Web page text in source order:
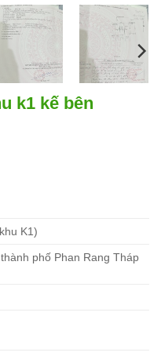
k1 kế bên
K1)
phố Phan Rang Tháp